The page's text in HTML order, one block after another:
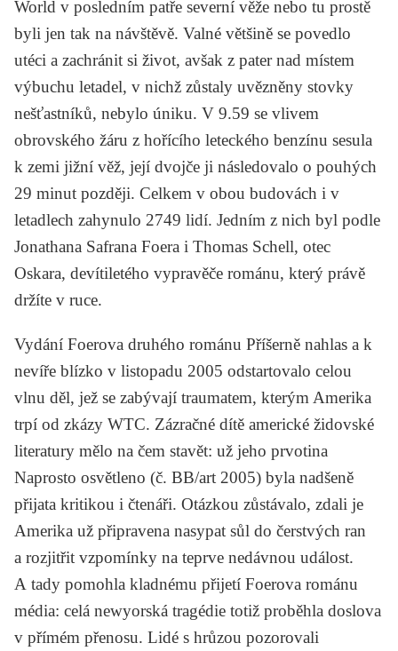
World v posledním patře severní věže nebo tu prostě
byli jen tak na návštěvě. Valné většině se povedlo
utéci a zachránit si život, avšak z pater nad místem
výbuchu letadel, v nichž zůstaly uvězněny stovky
nešťastníků, nebylo úniku. V 9.59 se vlivem
obrovského žáru z hořícího leteckého benzínu sesula
k zemi jižní věž, její dvojče ji následovalo o pouhých
29 minut později. Celkem v obou budovách i v
letadlech zahynulo 2749 lidí. Jedním z nich byl podle
Jonathana Safrana Foera i Thomas Schell, otec
Oskara, devítiletého vypravěče románu, který právě
držíte v ruce.
Vydání Foerova druhého románu Příšerně nahlas a k
nevíře blízko v listopadu 2005 odstartovalo celou
vlnu děl, jež se zabývají traumatem, kterým Amerika
trpí od zkázy WTC. Zázračné dítě americké židovské
literatury mělo na čem stavět: už jeho prvotina
Naprosto osvětleno (č. BB/art 2005) byla nadšeně
přijata kritikou i čtenáři. Otázkou zůstávalo, zdali je
Amerika už připravena nasypat sůl do čerstvých ran
a rozjitřit vzpomínky na teprve nedávnou událost.
A tady pomohla kladnému přijetí Foerova románu
média: celá newyorská tragédie totiž proběhla doslova
v přímém přenosu. Lidé s hrůzou pozorovali